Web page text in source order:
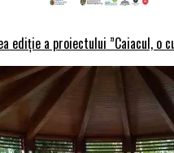
ediție a proiectului ”Caiacul,